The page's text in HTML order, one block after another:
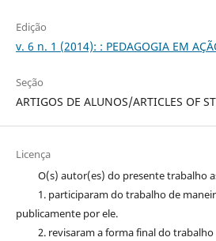
Edição
v. 6 n. 1 (2014): : PEDAGOGIA EM
Seção
ARTIGOS DE ALUNOS/ARTICLES OF
Licença
O(s) autor(es) do presente trabalho
1. participaram do trabalho de
publicamente por ele.
2. revisaram a forma final do